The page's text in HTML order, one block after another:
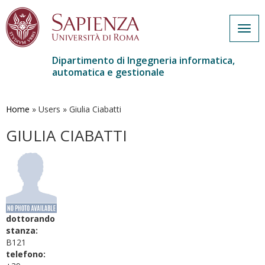
contenuto
Dipartimento di Ingegneria informatica,
automatica e gestionale
Home » Users » Giulia Ciabatti
GIULIA CIABATTI
dottorando
stanza:
B121
telefono: